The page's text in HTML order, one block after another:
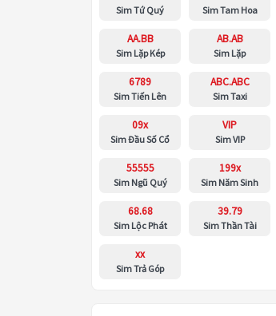
Sim Tứ Quý Sim Tam Hoa
AA.BB
Sim Lặp Kép
AB.AB
Sim Lặp
6789
Sim Tiến Lên
ABC.ABC
Sim Taxi
09x
Sim Đầu Số Cổ
VIP
Sim VIP
55555
Sim Ngũ Quý
199x
Sim Năm Sinh
68.68
Sim Lộc Phát
39.79
Sim Thần Tài
xx
Sim Trả Góp